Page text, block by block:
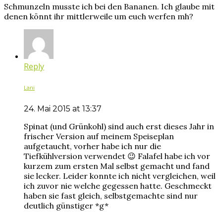
Schmunzeln musste ich bei den Bananen. Ich glaube mit
denen könnt ihr mittlerweile um euch werfen mh?
Reply
Lani
24. Mai 2015 at 13:37
Spinat (und Grünkohl) sind auch erst dieses Jahr in
frischer Version auf meinem Speiseplan
aufgetaucht, vorher habe ich nur die
Tiefkühlversion verwendet 😉 Falafel habe ich vor
kurzem zum ersten Mal selbst gemacht und fand
sie lecker. Leider konnte ich nicht vergleichen, weil
ich zuvor nie welche gegessen hatte. Geschmeckt
haben sie fast gleich, selbstgemachte sind nur
deutlich günstiger *g*